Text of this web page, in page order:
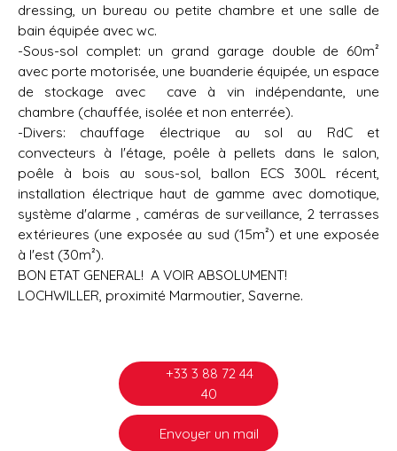
dressing, un bureau ou petite chambre et une salle de
bain équipée avec wc.
-Sous-sol complet: un grand garage double de 60m²
avec porte motorisée, une buanderie équipée, un espace
de stockage avec cave à vin indépendante, une
chambre (chauffée, isolée et non enterrée).
-Divers: chauffage électrique au sol au RdC et
convecteurs à l'étage, poêle à pellets dans le salon,
poêle à bois au sous-sol, ballon ECS 300L récent,
installation électrique haut de gamme avec domotique,
système d'alarme , caméras de surveillance, 2 terrasses
extérieures (une exposée au sud (15m²) et une exposée
à l'est (30m²).
BON ETAT GENERAL! A VOIR ABSOLUMENT!
LOCHWILLER, proximité Marmoutier, Saverne.
+33 3 88 72 44
40
Envoyer un mail